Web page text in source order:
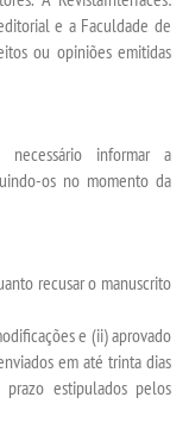
e a Faculdade de
ou opiniões emitidas
informar a
os no momento da
recusar o manuscrito
e (ii) aprovado
em até trinta dias
estipulados pelos